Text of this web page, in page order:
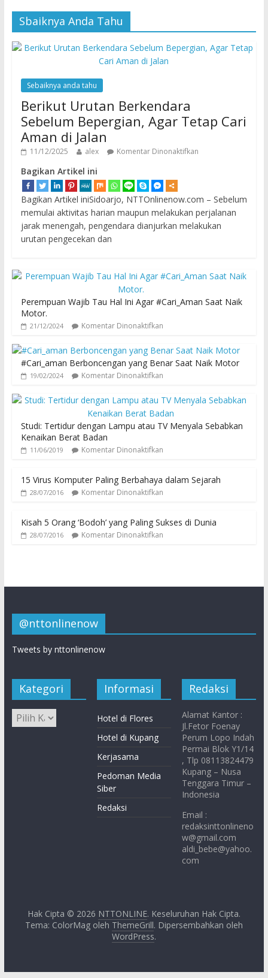
Sbaiknya Anda Tahu
Sebaiknya anda tahu
Berikut Urutan Berkendara
Sebelum Bepergian, Agar Tetap Cari
Aman di Jalan
11/12/2025 alex Komentar Dinonaktifkan
Bagikan Artikel ini
Bagikan Artikel iniSidoarjo, NTTOnlinenow.com – Sebelum
memulai aktivitas harian maupun melakukan perjalanan
jarak menengah, pengendara dianjurkan melakukan
urutan pengecekan dan
Perempuan Wajib Tau Hal Ini Agar #Cari_Aman Saat Naik
Motor.
21/12/2024 Komentar Dinonaktifkan
#Cari_aman Berboncengan yang Benar Saat Naik Motor
19/02/2024 Komentar Dinonaktifkan
Studi: Tertidur dengan Lampu atau TV Menyala Sebabkan
Kenaikan Berat Badan
11/06/2019 Komentar Dinonaktifkan
15 Virus Komputer Paling Berbahaya dalam Sejarah
28/07/2016 Komentar Dinonaktifkan
Kisah 5 Orang ‘Bodoh’ yang Paling Sukses di Dunia
28/07/2016 Komentar Dinonaktifkan
@nttonlinenow
Tweets by nttonlinenow
Kategori Informasi
Hotel di Flores
Hotel di Kupang
Kerjasama
Pedoman Media
Siber
Redaksi
Redaksi
Alamat Kantor :
Jl.Fetor Foenay
Perum Lopo Indah
Permai Blok Y1/14
, Tlp 08113824479
Kupang – Nusa
Tenggara Timur –
Indonesia
Email :
redaksinttonlineno
w@gmail.com
aldi_bebe@yahoo.
com
Hak Cipta © 2026 NTTONLINE. Keseluruhan Hak Cipta.
Tema: ColorMag oleh ThemeGrill. Dipersembahkan oleh
WordPress.